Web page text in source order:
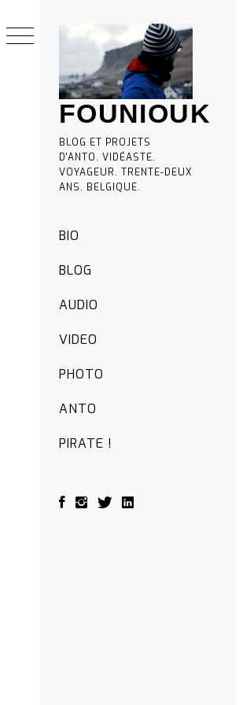
FOUNIOUK
BLOG ET PROJETS
D'ANTO. VIDÉASTE.
VOYAGEUR. TRENTE-DEUX
ANS. BELGIQUE.
Primary
Menu
BIO
BLOG
AUDIO
VIDEO
PHOTO
ANTO
PIRATE !
to
content